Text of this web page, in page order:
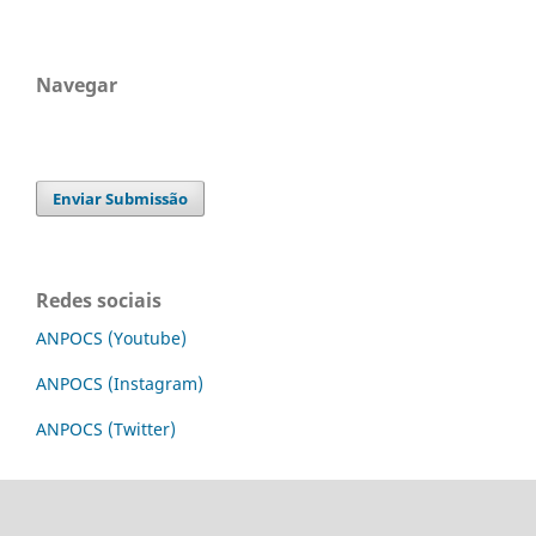
Navegar
Enviar Submissão
Redes sociais
ANPOCS (Youtube)
ANPOCS (Instagram)
ANPOCS (Twitter)